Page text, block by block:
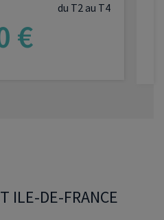
du T2 au T4
€
ILE-DE-FRANCE